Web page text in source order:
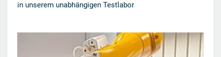
in unserem unabhängigen Testlabor